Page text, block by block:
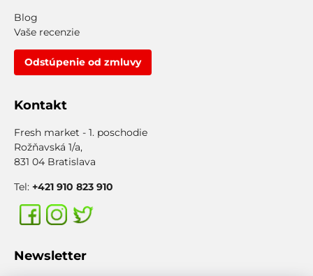
Blog
Vaše recenzie
Odstúpenie od zmluvy
Kontakt
Fresh market - 1. poschodie
Rožňavská 1/a,
831 04 Bratislava
Tel: +421 910 823 910
Newsletter